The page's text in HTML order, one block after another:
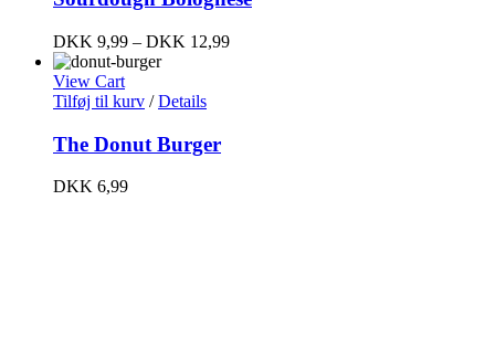
DKK 9,99 – DKK 12,99
View Cart
Tilføj til kurv / Details
The Donut Burger
DKK 6,99